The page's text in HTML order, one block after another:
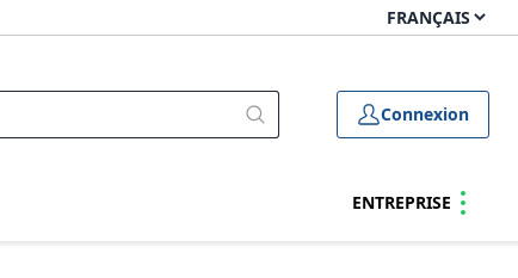
Connexion
ENTREPRISE